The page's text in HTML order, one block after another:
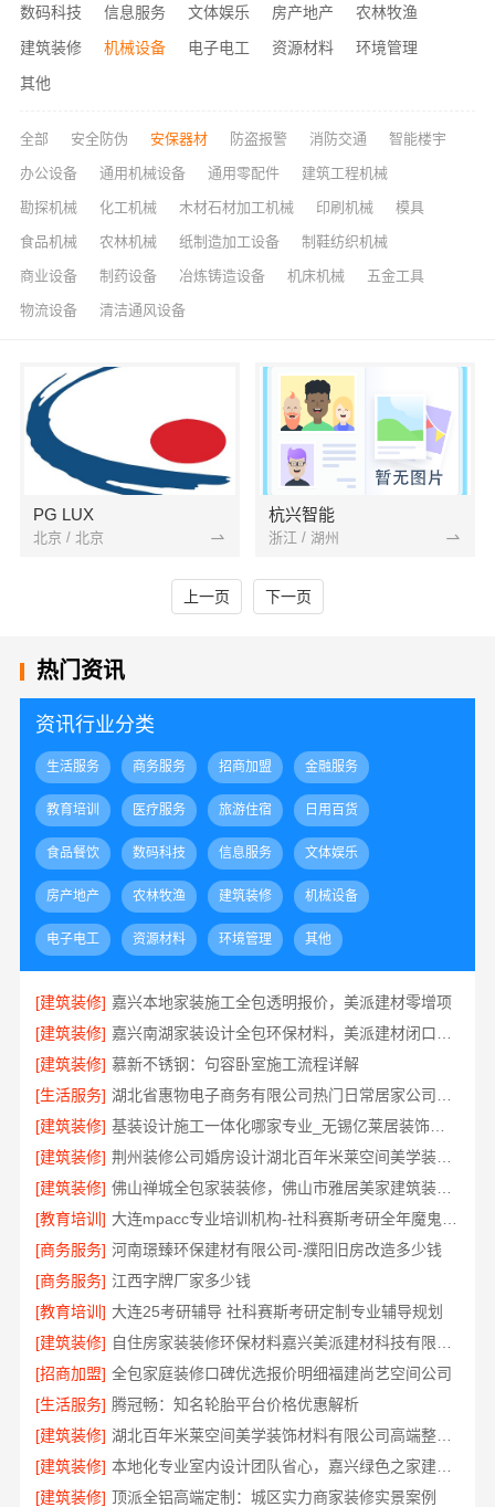
数码科技
信息服务 文体娱乐 房产地产
农林牧渔
建筑装修
机械设备 电子电工 资源材料
环境管理
其他
全部 安全防伪 安保器材 防盗报警 消防交通 智能楼宇
办公设备 通用机械设备 通用零配件 建筑工程机械
勘探机械 化工机械 木材石材加工机械 印刷机械 模具
食品机械 农林机械 纸制造加工设备 制鞋纺织机械
商业设备 制药设备 冶炼铸造设备 机床机械 五金工具
物流设备 清洁通风设备
PG LUX
北京 / 北京
杭兴智能
浙江 / 湖州
上一页 下一页
热门资讯
资讯行业分类
生活服务 商务服务 招商加盟 金融服务
教育培训 医疗服务 旅游住宿 日用百货
食品餐饮 数码科技 信息服务 文体娱乐
房产地产 农林牧渔 建筑装修 机械设备
电子电工 资源材料 环境管理 其他
[建筑装修] 嘉兴本地家装施工全包透明报价，美派建材零增项
[建筑装修]
[建筑装修] 慕新不锈钢：句容卧室施工流程详解
[生活服务]
[建筑装修]
基装设计施工一体化哪家专业_无锡亿莱居装饰工程材料有限公司
[建筑装修]
荆州装修公司婚房设计湖北百年米莱空间美学装饰材料有限公司
[建筑装修]
佛山禅城全包家装装修，佛山市雅居美家建筑装饰工程有限公司全程托管
[教育培训]
[商务服务] 河南璟臻环保建材有限公司-濮阳旧房改造多少钱
[商务服务] 江西字牌厂家多少钱
[教育培训] 大连25考研辅导 社科赛斯考研定制专业辅导规划
[建筑装修]
[招商加盟] 全包家庭装修口碑优选报价明细福建尚艺空间公司
[生活服务] 腾冠畅：知名轮胎平台价格优惠解析
[建筑装修]
湖北百年米莱空间美学装饰材料有限公司高端整家装修老房翻新
[建筑装修]
本地化专业室内设计团队省心，嘉兴绿色之家建材科技有限公司全程托管
[建筑装修] 顶派全铝高端定制：城区实力商家装修实景案例